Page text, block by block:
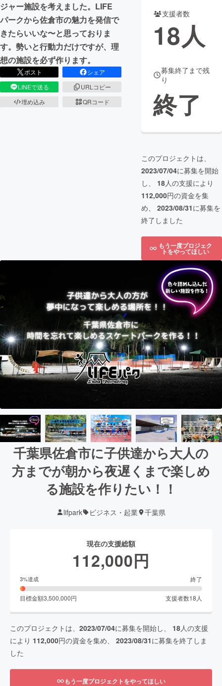
ジャー施設を考えました。LIFE
パークから佐倉市の魅力を発信で
きたらいいな〜と思っておりま
す。勢いと行動力だけですが、理
想の施設を必ず作ります。
ポスト
シェア
LINEで送る
URLコピー
埋め込み
QRコード
支援者数
18人
募集終了まで残
り
終了
このプロジェクトは、
2023/07/04に募集を開始
し、 18人の支援により
112,000円の資金を集
め、 2023/08/31に募集を
終了しました
もう一度プロジェク
トをやってほしい
千葉県佐倉市に子供達から大人の
方までが朝から夜遅くまで楽しめ
る施設を作りたい！！
lifpark ビジネス・起業 千葉県
現在の支援総額
112,000円
3%達成 終了
目標金額3,500,000円 支援者数18 人
このプロジェクトは、 2023/07/04に募集を開始し、 18人の支援
により 112,000円の資金を集め、 2023/08/31に募集を終了しま
した
もう一度プロジェクトをやってほしい